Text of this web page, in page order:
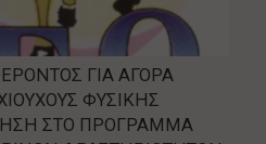
ΓΙΑ ΑΓΟΡΑ
ΦΥΣΙΚΗΣ
ΣΤΟ ΠΡΟΓΡΑΜΜΑ